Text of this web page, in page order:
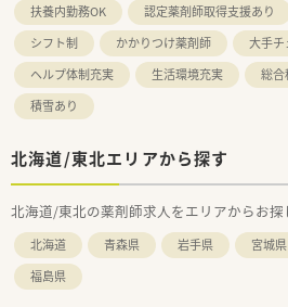
扶養内勤務OK
認定薬剤師取得支援あり
シフト制
かかりつけ薬剤師 大手チ
ヘルプ体制充実
生活環境充実 総合
積雪あり
北海道/東北エリアから探す
北海道/東北の薬剤師求人をエリアからお探
北海道 青森県 岩手県 宮城県
福島県